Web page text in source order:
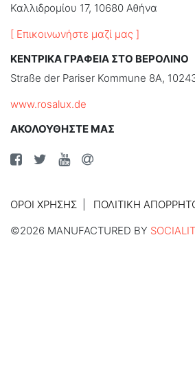
Καλλιδρομίου 17, 10680 Αθήνα
[ Επικοινωνήστε μαζί μας ]
ΚΕΝΤΡΙΚΑ ΓΡΑΦΕΙΑ ΣΤΟ ΒΕΡΟΛΙΝΟ
Straße der Pariser Kommune 8A,
www.rosalux.de
ΑΚΟΛΟΥΘΗΣΤΕ ΜΑΣ
ΌΡΟΙ ΧΡΉΣΗΣ
ΠΟΛΙΤΙΚΉ
©2026 MANUFACTURED BY